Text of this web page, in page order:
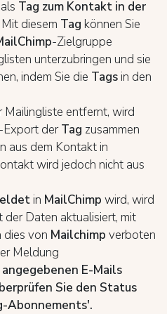
als Tag zum Kontakt in der
Mit diesem Tag können Sie
-Zielgruppe
unterzubringen und sie
indem Sie die Tagsin den
entfernt, wird
-Export derTag zusammen
aus dem Kontakt in
wird jedoch nicht aus
in MailChimp wird, wird
der Daten aktualisiert, mit
dies von Mailchimp verboten
Meldung
E-Mails
Sie den Status
Abonnements'.